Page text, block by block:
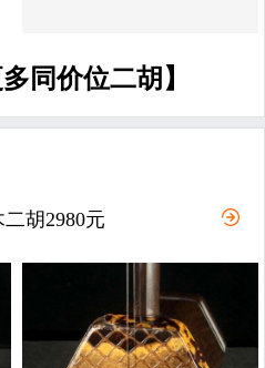
同价位二胡】
胡2980元